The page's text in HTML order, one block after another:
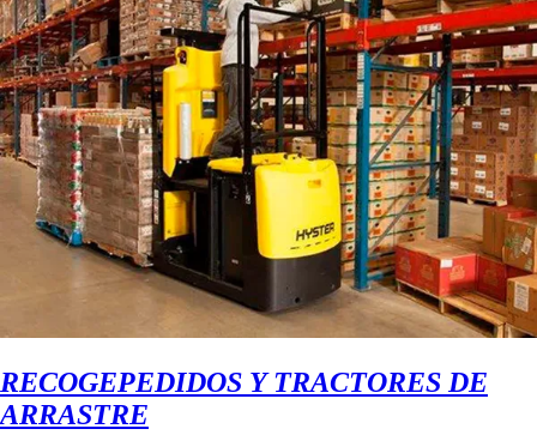
RECOGEPEDIDOS Y TRACTORES DE
ARRASTRE